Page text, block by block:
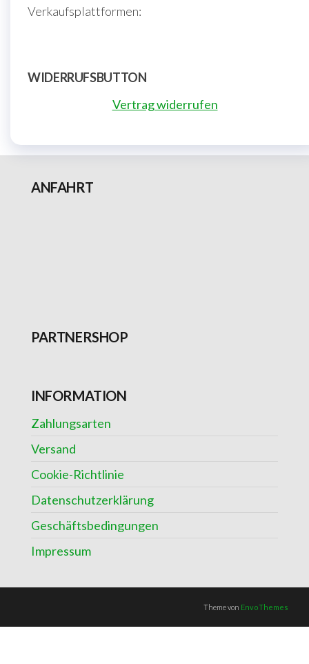
Verkaufsplattformen:
WIDERRUFSBUTTON
Vertrag widerrufen
ANFAHRT
PARTNERSHOP
INFORMATION
Zahlungsarten
Versand
Cookie-Richtlinie
Datenschutzerklärung
Geschäftsbedingungen
Impressum
Theme von EnvoThemes